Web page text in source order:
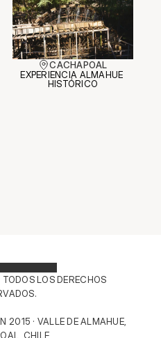
CACHAPOAL
EXPERIENCIA ALMAHUE
HISTÓRICO
LOS DERECHOS
2015 · VALLE DE ALMAHUE,
CHILE